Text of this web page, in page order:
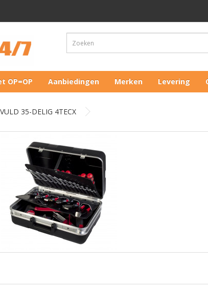
OP=OP Aanbiedingen Merken Levering
35-DELIG 4TECX